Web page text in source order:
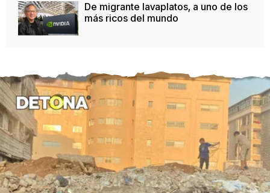
De migrante lavaplatos, a uno de los
más ricos del mundo